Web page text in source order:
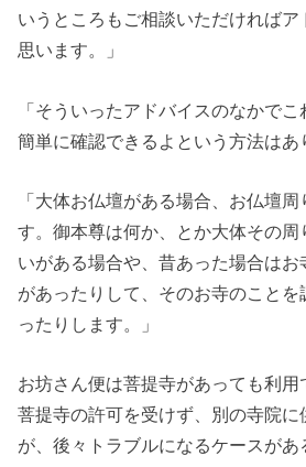
いうところもご相談いただければア
思います。」
「そういったアドバイスのなかで
簡単に確認できるよという方法はあ
「大体お仏壇がある場合、お仏壇
す。御本尊は何か、とか大体その周
いがある場合や、昔あった場合は
があったりして、そのお寺のこと
ったりします。」
お坊さん便は菩提寺があっても利用
菩提寺の許可を受けず、別の寺院に
が、後々トラブルになるケースが